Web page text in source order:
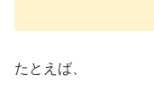
たとえば、